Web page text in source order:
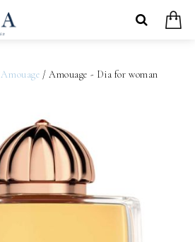
Amouage / Amouage - Dia for woman